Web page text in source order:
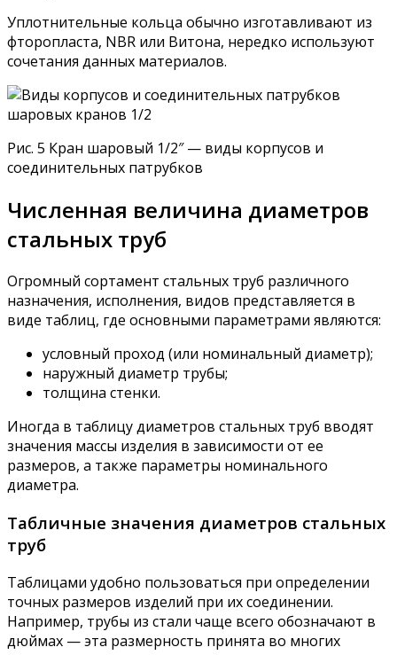
Уплотнительные кольца обычно изготавливают из
фторопласта, NBR или Витона, нередко используют
сочетания данных материалов.
Рис. 5 Кран шаровый 1/2″ — виды корпусов и
соединительных патрубков
Численная величина диаметров
стальных труб
Огромный сортамент стальных труб различного
назначения, исполнения, видов представляется в
виде таблиц, где основными параметрами являются:
условный проход (или номинальный диаметр);
наружный диаметр трубы;
толщина стенки.
Иногда в таблицу диаметров стальных труб вводят
значения массы изделия в зависимости от ее
размеров, а также параметры номинального
диаметра.
Табличные значения диаметров стальных
труб
Таблицами удобно пользоваться при определении
точных размеров изделий при их соединении.
Например, трубы из стали чаще всего обозначают в
дюймах — эта размерность принята во многих